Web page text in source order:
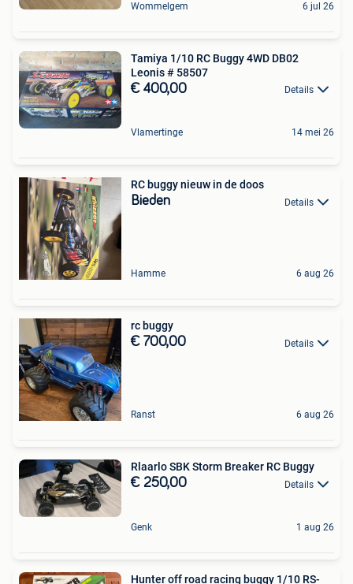
Wommelgem 6 jul 26
Tamiya 1/10 RC Buggy 4WD DB02
Leonis # 58507
€ 400,00 Details
Vlamertinge 14 mei 26
RC buggy nieuw in de doos
Bieden Details
Hamme 6 aug 26
rc buggy
€ 700,00 Details
Ranst 6 aug 26
Rlaarlo SBK Storm Breaker RC Buggy
€ 250,00 Details
Genk 1 aug 26
Hunter off road racing buggy 1/10 RS-